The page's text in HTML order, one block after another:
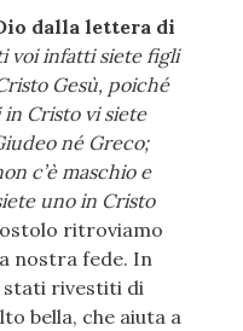
dalla lettera di
voi infatti siete figli
Gesù, poiché
Cristo vi siete
né Greco;
c’è maschio e
uno in Cristo
ritroviamo
nostra fede. In
stati rivestiti di
bella, che aiuta a